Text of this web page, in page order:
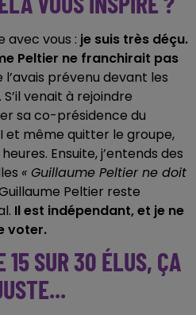
avec vous : je suis très déçu.
Peltier ne franchirait pas
l’avais prévenu devant les
venait à rejoindre
sa co-présidence du
et même quitter le groupe,
Ensuite, j’entends des
« Guillaume Peltier ne doit
Peltier reste
Il est indépendant, et je ne
voter.
15 SUR 30 ÉLUS, ÇA